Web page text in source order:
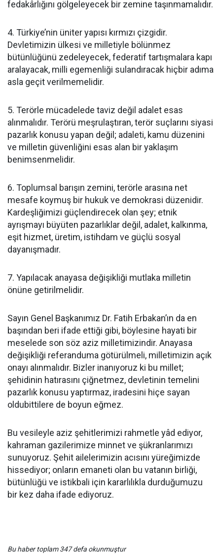
fedakârlığını gölgeleyecek bir zemine taşınmamalıdır.
4. Türkiye’nin üniter yapısı kırmızı çizgidir.
Devletimizin ülkesi ve milletiyle bölünmez
bütünlüğünü zedeleyecek, federatif tartışmalara kapı
aralayacak, milli egemenliği sulandıracak hiçbir adıma
asla geçit verilmemelidir.
5. Terörle mücadelede taviz değil adalet esas
alınmalıdır. Terörü meşrulaştıran, terör suçlarını siyasi
pazarlık konusu yapan değil; adaleti, kamu düzenini
ve milletin güvenliğini esas alan bir yaklaşım
benimsenmelidir.
6. Toplumsal barışın zemini, terörle arasına net
mesafe koymuş bir hukuk ve demokrasi düzenidir.
Kardeşliğimizi güçlendirecek olan şey; etnik
ayrışmayı büyüten pazarlıklar değil, adalet, kalkınma,
eşit hizmet, üretim, istihdam ve güçlü sosyal
dayanışmadır.
7. Yapılacak anayasa değişikliği mutlaka milletin
önüne getirilmelidir.
Sayın Genel Başkanımız Dr. Fatih Erbakan’ın da en
başından beri ifade ettiği gibi, böylesine hayati bir
meselede son söz aziz milletimizindir. Anayasa
değişikliği referanduma götürülmeli, milletimizin açık
onayı alınmalıdır. Bizler inanıyoruz ki bu millet;
şehidinin hatırasını çiğnetmez, devletinin temelini
pazarlık konusu yaptırmaz, iradesini hiçe sayan
oldubittilere de boyun eğmez.
Bu vesileyle aziz şehitlerimizi rahmetle yâd ediyor,
kahraman gazilerimize minnet ve şükranlarımızı
sunuyoruz. Şehit ailelerimizin acısını yüreğimizde
hissediyor; onların emaneti olan bu vatanın birliği,
bütünlüğü ve istikbali için kararlılıkla durduğumuzu
bir kez daha ifade ediyoruz.
Bu haber toplam 347 defa okunmuştur